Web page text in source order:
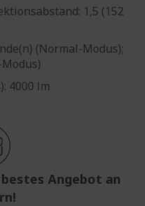
1,5 (152
(Normal-Modus);
4000 lm
Angebot an